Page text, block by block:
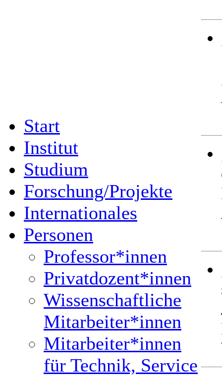
Start
Institut
Studium
Forschung/Projekte
Internationales
Personen
Professor*innen
Privatdozent*innen
Wissenschaftliche
Mitarbeiter*innen
Mitarbeiter*innen
für Technik, Service